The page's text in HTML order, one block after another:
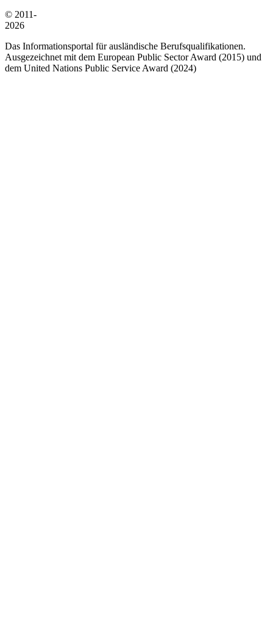
© 2011-
2026
Das Informationsportal für ausländische Berufsqualifikationen.
Ausgezeichnet mit dem European Public Sector Award (2015) und
dem United Nations Public Service Award (2024)